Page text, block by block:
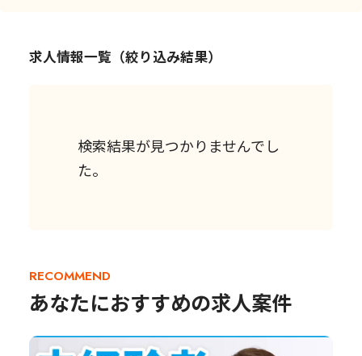
求人情報一覧（絞り込み結果）
検索結果が見つかりませんでし
た。
RECOMMEND
あなたにおすすめの求人案件